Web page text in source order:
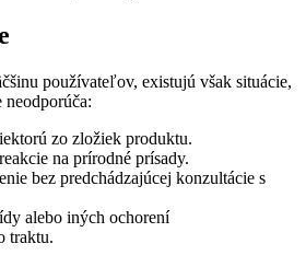
používateľov, existujú však situácie,
zo zložiek produktu.
na prírodné prísady.
bez predchádzajúcej konzultácie s
alebo iných ochorení
traktu.